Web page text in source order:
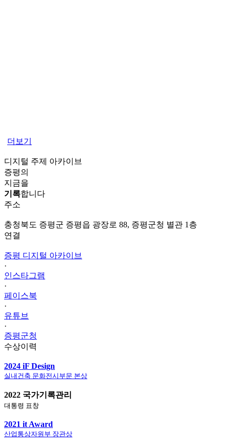
더보기
디지털 주제 아카이브
증평의
지금을
기록합니다
주소
충청북도 증평군 증평읍 광장로 88, 증평군청 별관 1층
연결
증평 디지털 아카이브
·
인스타그램
·
페이스북
·
유튜브
·
증평군청
수상이력
2024 iF Design
실내건축 문화전시부문 본상
2022 국가기록관리
대통령 표창
2021 it Award
산업통상자원부 장관상